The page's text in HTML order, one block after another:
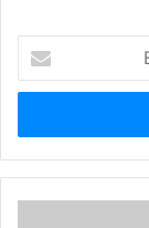
Posta
adresinizi